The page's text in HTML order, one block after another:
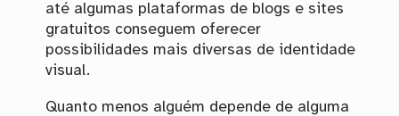
até algumas plataformas de blogs e sites
gratuitos conseguem oferecer
possibilidades mais diversas de identidade
visual.
Quanto menos alguém depende de alguma